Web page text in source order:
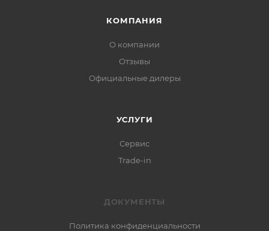
КОМПАНИЯ
О компании
Отзывы
Официальные дилеры
УСЛУГИ
Сервис
Trade-in
ДОКУМЕНТЫ
Политика конфиденциальности